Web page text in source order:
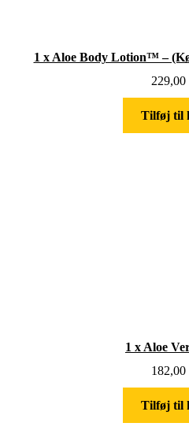
1 x Aloe Body Lotion™ –
229,00
Tilføj til
1 x Aloe
182,00
Tilføj til